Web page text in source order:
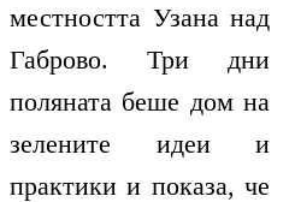
местността Узана над
Габрово. Три дни
поляната беше дом на
зелените идеи и
практики и показа, че